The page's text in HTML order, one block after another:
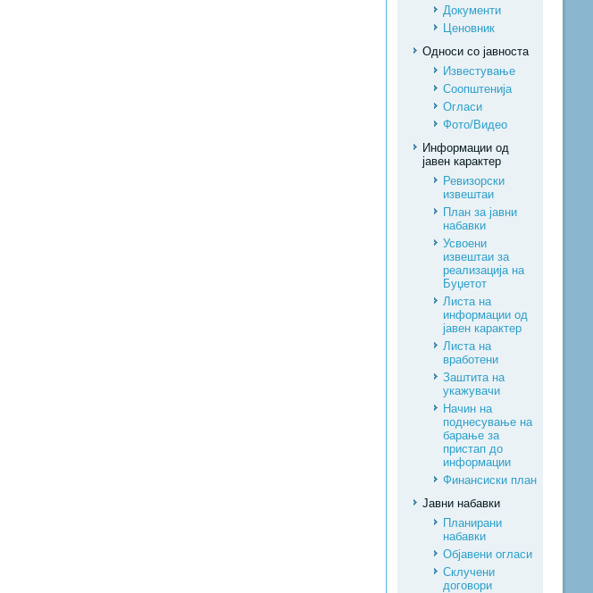
Документи
Ценовник
Односи со јавноста
Известување
Соопштенија
Огласи
Фото/Видео
Информации од
јавен карактер
Ревизорски
извештаи
План за јавни
набавки
Усвоени
извештаи за
реализација на
Буџетот
Листа на
информации од
јавен карактер
Листа на
вработени
Заштита на
укажувачи
Начин на
поднесување на
барање за
пристап до
информации
Финансиски план
Јавни набавки
Планирани
набавки
Објавени огласи
Склучени
договори